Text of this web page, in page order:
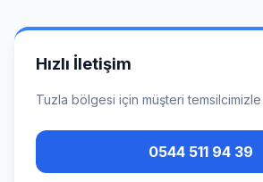
Hızlı İletişim
Tuzla bölgesi için müşteri
0544 511 94 39